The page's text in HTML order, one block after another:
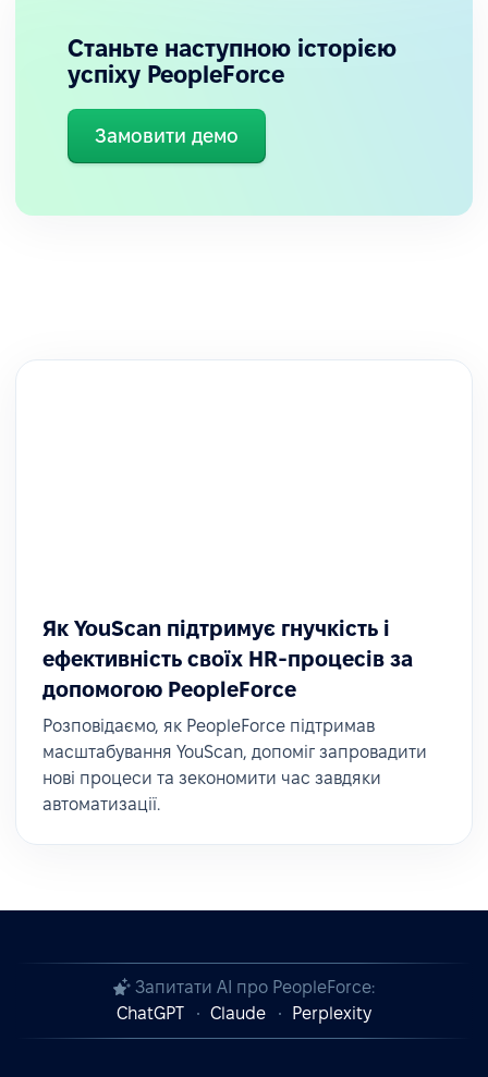
Станьте наступною історією
успіху PeopleForce
Замовити демо
Як YouScan підтримує гнучкість і
ефективність своїх HR-процесів за
допомогою PeopleForce
Розповідаємо, як PeopleForce підтримав
масштабування YouScan, допоміг запровадити
нові процеси та зекономити час завдяки
автоматизації.
Запитати AI про PeopleForce:
ChatGPT
Claude Perplexity